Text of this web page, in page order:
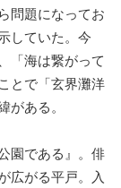
問題になってお
していた。今
「海は繋がって
とで「玄界灘洋
がある。
園である』。俳
広がる平戸。入